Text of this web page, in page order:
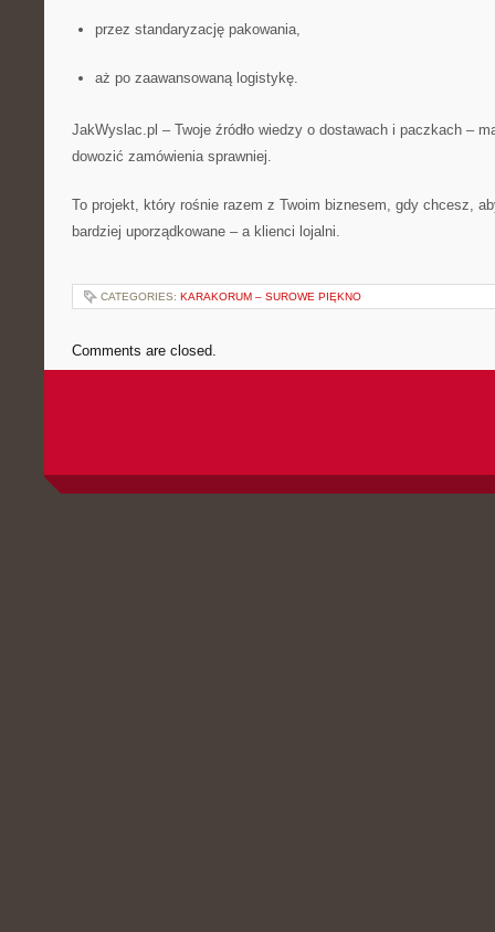
przez standaryzację pakowania,
aż po zaawansowaną logistykę.
JakWyslac.pl – Twoje źródło wiedzy o dostawach i paczkach –
dowozić zamówienia sprawniej.
To projekt, który rośnie razem z Twoim biznesem, gdy chcesz,
bardziej uporządkowane – a klienci lojalni.
CATEGORIES: KARAKORUM – SUROWE PIĘKNO
Comments are closed.